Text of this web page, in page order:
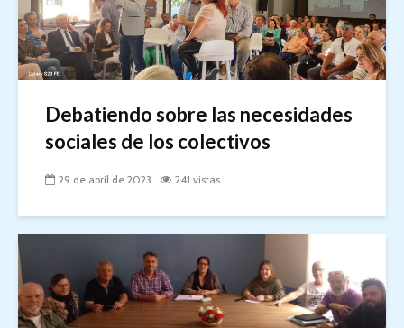
Debatiendo sobre las necesidades
sociales de los colectivos
29 de abril de 2023 241 vistas